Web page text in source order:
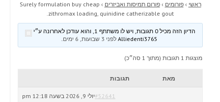
ראשי › פורומים › פורום תמיסות ואביזרים ›
Surely formulation buy cheap
zithromax loading, quinidine catherizable gout.
הדיון הזה מכיל 0 תגובות, ויש לו משתתף 1, והוא עודכן לאחרונה ע״י
לפני 3 שבועות, 6 ימים .
מוצגות 1 תגובות (מתוך 1 סה״כ)
מאת תגובות
יולי 9, 2026 בשעה 12:18 pm#52641